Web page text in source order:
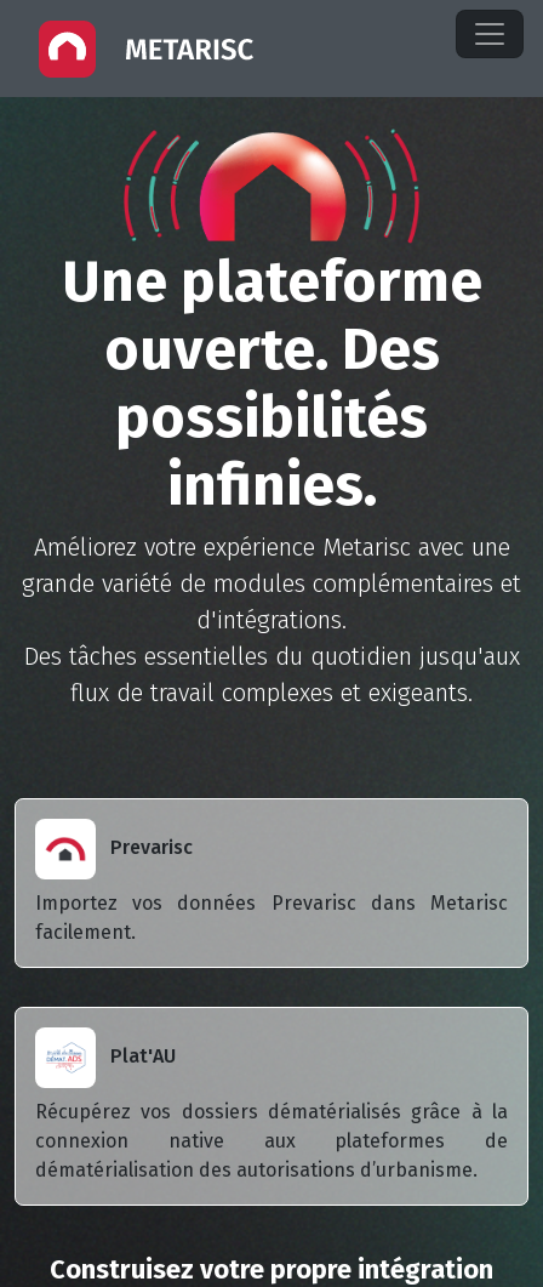
Une plateforme
ouverte. Des
possibilités
infinies.
Améliorez votre expérience Metarisc avec une
grande variété de modules complémentaires et
d'intégrations.
Des tâches essentielles du quotidien jusqu'aux
flux de travail complexes et exigeants.
Prevarisc
Importez vos données Prevarisc dans Metarisc
facilement.
Plat'AU
Récupérez vos dossiers dématérialisés grâce à la
connexion native aux plateformes de
dématérialisation des autorisations d’urbanisme.
Construisez votre propre intégration